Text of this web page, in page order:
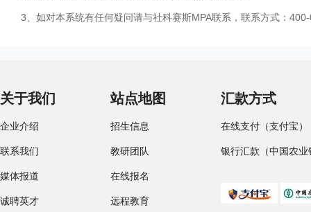
3、如对本系统有任何疑问请与社科赛斯MPA联系，联系方式：
关于我们
企业介绍
联系我们
媒体报道
诚聘英才
站点地图
招生信息
教研团队
在线报名
远程教育
汇款方式
在线支付（支付宝）
银行汇款（中国农业